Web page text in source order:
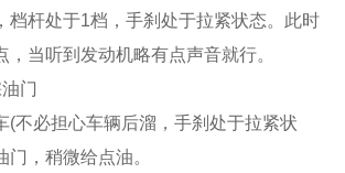
档杆处于1档，手刹处于拉紧状态。此时
，当听到发动机略有点声音就行。
门
(不必担心车辆后溜，手刹处于拉紧状
，稍微给点油。